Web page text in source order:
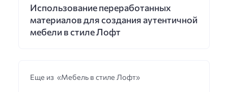
Использование переработанных
материалов для создания аутентичной
мебели в стиле Лофт
Еще из «Мебель в стиле Лофт»